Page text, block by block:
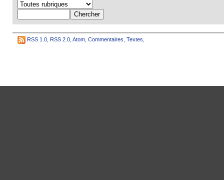
RSS 1.0 RSS 2.0 Atom Commentaires Textes